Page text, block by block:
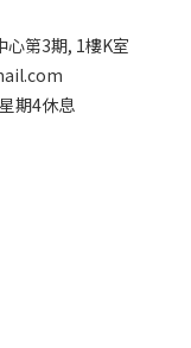
第3期, 1樓K室
期4休息